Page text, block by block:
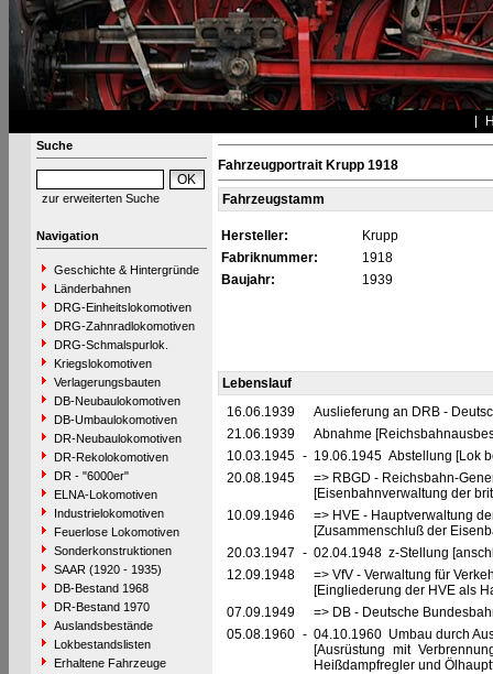
Suche
zur erweiterten Suche
Navigation
Geschichte & Hintergründe
Länderbahnen
DRG-Einheitslokomotiven
DRG-Zahnradlokomotiven
DRG-Schmalspurlok.
Kriegslokomotiven
Verlagerungsbauten
DB-Neubaulokomotiven
DB-Umbaulokomotiven
DR-Neubaulokomotiven
DR-Rekolokomotiven
DR - "6000er"
ELNA-Lokomotiven
Industrielokomotiven
Feuerlose Lokomotiven
Sonderkonstruktionen
SAAR (1920 - 1935)
DB-Bestand 1968
DR-Bestand 1970
Auslandsbestände
Lokbestandslisten
Erhaltene Fahrzeuge
Fahrzeugportrait Krupp 1918
Fahrzeugstamm
Hersteller:
Krupp
Fabriknummer:
1918
Baujahr:
1939
Lebenslauf
16.06.1939
Auslieferung an DRB -
21.06.1939
Abnahme
10.03.1945 - 19.06.1945 Abstellung [Lok
20.08.1945
=> RBGD - Reichsbahn-
[Eisenbahnverwaltung der
10.09.1946
=> HVE - Hauptverwaltung
[Zusammenschluß der
20.03.1947 - 02.04.1948 z-Stellung
12.09.1948
=> VfV - Verwaltung für
[Eingliederung der HVE als
07.09.1949
=> DB - Deutsche
05.08.1960 - 04.10.1960 Umbau durch
[Ausrüstung mit
Heißdampfregler und